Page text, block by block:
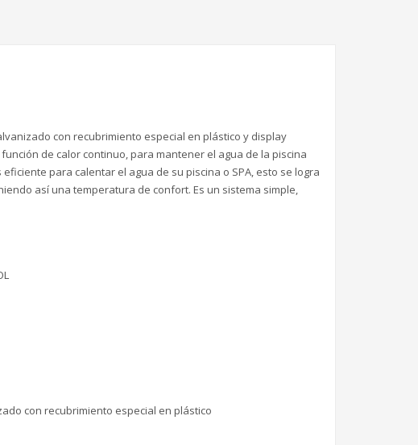
con recubrimiento especial en plástico y display
de calor continuo, para mantener el agua de la piscina
para calentar el agua de su piscina o SPA, esto se logra
así una temperatura de confort. Es un sistema simple,
con recubrimiento especial en plástico